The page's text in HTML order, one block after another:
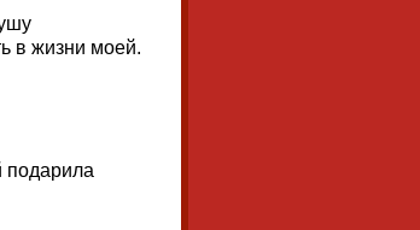
в жизни моей.
подарила